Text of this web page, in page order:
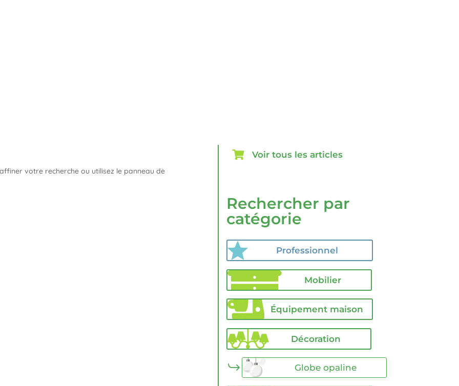
votre recherche ou utilisez le panneau de
Voir tous les articles
Rechercher par
catégorie
Professionnel
Mobilier
Équipement maison
Décoration
Globe opaline